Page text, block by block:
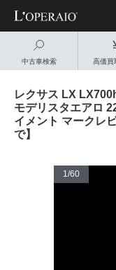
中古車検索 高価買
レクサス LX
モデリスタエアロ
イメント マークレ
で】
1/60